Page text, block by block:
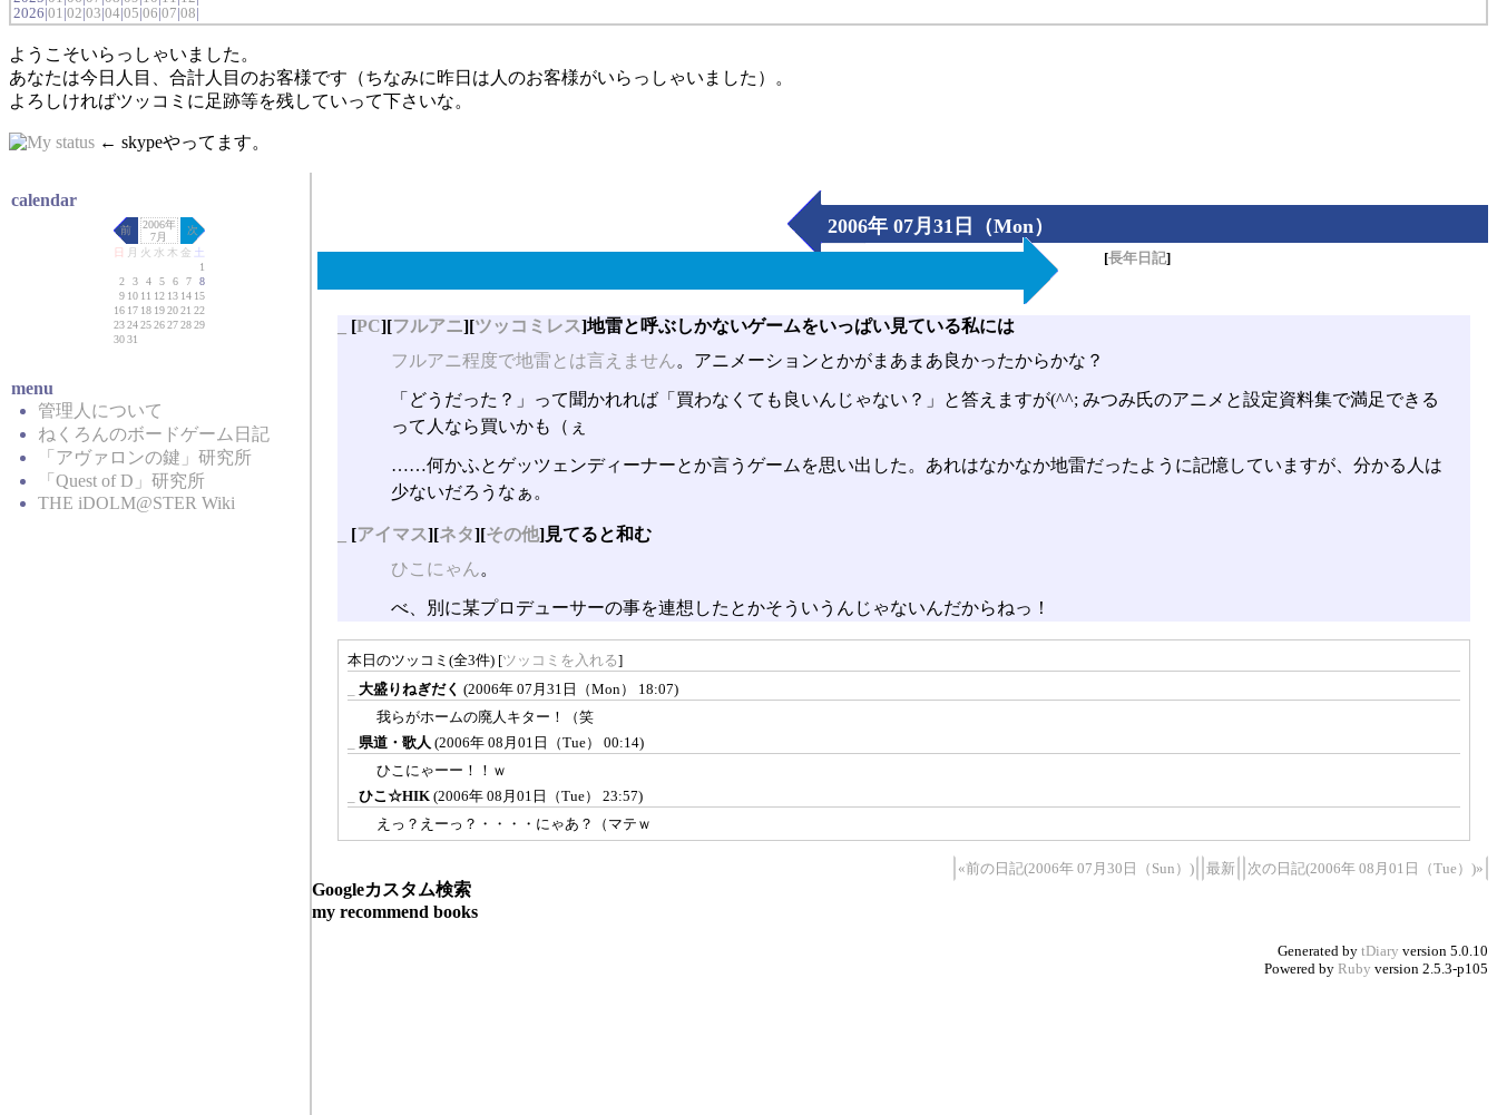
2026|01 |02|03|04|05|06|07|08|
ようこそいらっしゃいました。
あなたは今日人目、合計人目のお客様です（ちなみに昨日は人のお客様がいらっしゃいました）。
よろしければツッコミに足跡等を残していって下さいな。
← skypeやってます。
2006年 07月31日（Mon）
[長年日記]
[PC][フルアニ][ツッコミレス]地雷と呼ぶしかないゲームをいっぱい見ている私には
フルアニ程度で地雷とは言えません。アニメーションとかがまあまあ良かったからかな？
「どうだった？」って聞かれれば「買わなくても良いんじゃない？」と答えますが(^^; みつみ氏のアニメと設定資料集で満足できる
って人なら買いかも（ぇ
……何かふとゲッツェンディーナーとか言うゲームを思い出した。あれはなかなか地雷だったように記憶していますが、分かる人は
少ないだろうなぁ。
[アイマス][ネタ][その他]見てると和む
ひこにゃん。
べ、別に某プロデューサーの事を連想したとかそういうんじゃないんだからねっ！
本日のツッコミ(全3件) [ツッコミを入れる]
大盛りねぎだく (2006年 07月31日（Mon） 18:07)
我らがホームの廃人キター！（笑
県道・歌人 (2006年 08月01日（Tue） 00:14)
ひこにゃーー！！ｗ
ひこ☆HIK (2006年 08月01日（Tue） 23:57)
えっ？えーっ？・・・・にゃあ？（マテｗ
«前の日記(2006年 07月30日（Sun）) 最新 次の日記(2006年 08月01日（Tue）)»
calendar
前
2006年
7月
次
日
月 火 水 木 金 土
1
2
3 4 5 6 7
8
9 10 11 12 13 14 15
16 17 18 19 20 21 22
23 24 25 26 27 28 29
30 31
menu
管理人について
ねくろんのボードゲーム日記
「アヴァロンの鍵」研究所
「Quest of D」研究所
THE iDOLM@STER Wiki
Googleカスタム検索
my recommend books
Generated by tDiary version 5.0.10
Powered by Ruby version 2.5.3-p105